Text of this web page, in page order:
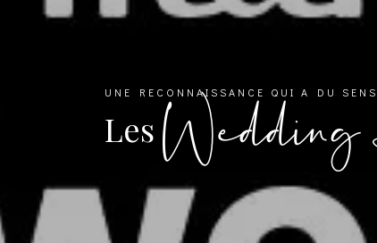
UNE RECONNAISSANCE QUI A DU SENS
Les